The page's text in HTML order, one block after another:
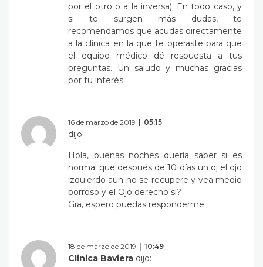
por el otro o a la inversa). En todo caso, y
si te surgen más dudas, te
recomendamos que acudas directamente
a la clínica en la que te operaste para que
el equipo médico dé respuesta a tus
preguntas. Un saludo y muchas gracias
por tu interés.
16 de marzo de 2019 05:15
dijo:
Hola, buenas noches quería saber si es
normal que después de 10 días un oj el ojo
izquierdo aun no se recupere y vea medio
borroso y el Ojo derecho si?
Gra, espero puedas responderme.
18 de marzo de 2019 10:49
Clinica Baviera dijo: